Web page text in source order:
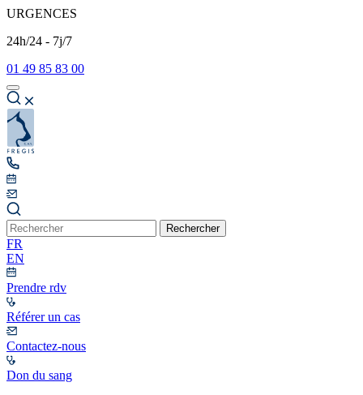
URGENCES
24h/24 - 7j/7
01 49 85 83 00
Rechercher
FR
EN
Prendre rdv
Référer un cas
Contactez-nous
Don du sang